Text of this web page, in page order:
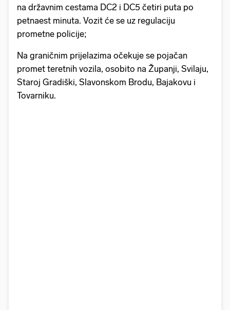
na državnim cestama DC2 i DC5 četiri puta po
petnaest minuta. Vozit će se uz regulaciju
prometne policije;
Na graničnim prijelazima očekuje se pojačan
promet teretnih vozila, osobito na Županji, Svilaju,
Staroj Gradiški, Slavonskom Brodu, Bajakovu i
Tovarniku.